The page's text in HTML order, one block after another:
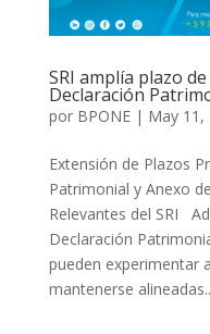
SRI amplía plazo
Declaración
por BPONE| May 11,
Extensión de Plazos
Patrimonial y Anexo
Relevantes del SRI
Declaración
pueden experimentar
mantenerse